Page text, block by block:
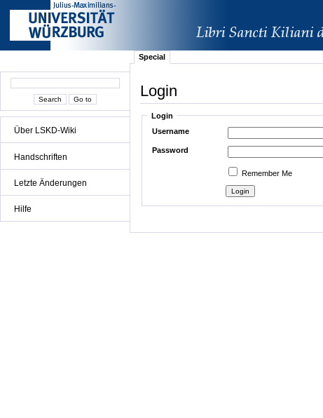
Über LSKD-Wiki
Handschriften
Letzte Änderungen
Hilfe
Special
Login
Login
Username
Password
Remember Me